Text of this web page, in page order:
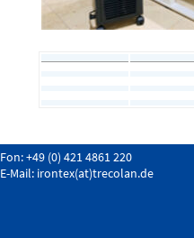
Fon: +49 (0) 421 4861 220
E-Mail: irontex(at)trecolan.de